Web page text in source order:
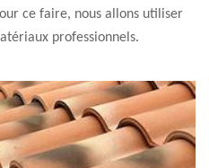
ce faire, nous allons utiliser
professionnels.